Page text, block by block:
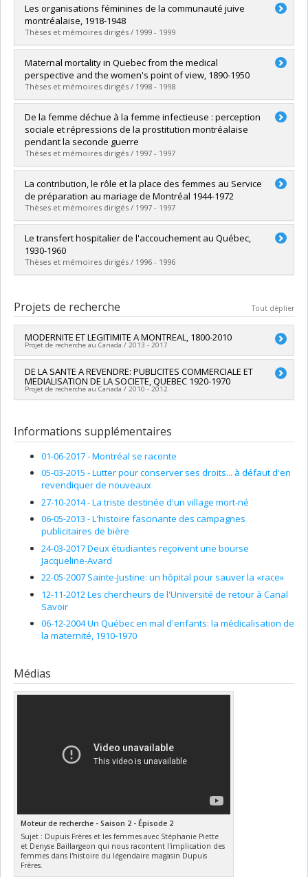
Diplômé(e) :Cournoyer, Catherine
Cycle :Maîtrise
Diplôme obtenu :M.A.
Lien vers le document dans Papyrus
Les organisations féminines de la communauté juive
montréalaise, 1918-1948
Thèses et mémoires dirigés / 1999 - 1999
Diplômé(e) :Filotas, Sarah
Cycle :Maîtrise
Diplôme obtenu :M.A.
Lien vers le document dans Papyrus
Maternal mortality in Quebec from the medical
perspective and the women's point of view, 1890-1950
Thèses et mémoires dirigés / 1998 - 1998
Diplômé(e) : Payeur, Christine
Cycle :Maîtrise
Diplôme obtenu :M.A.
Lien vers le document dans Papyrus
De la femme déchue à la femme infectieuse : perception
sociale et répressions de la prostitution montréalaise
pendant la seconde guerre
Thèses et mémoires dirigés / 1997 - 1997
Diplômé(e) :Commend, Susanne
Cycle :Maîtrise
Diplôme obtenu :M.A.
Lien vers le document dans Papyrus
La contribution, le rôle et la place des femmes au Service
de préparation au mariage de Montréal 1944-1972
Thèses et mémoires dirigés / 1997 - 1997
Diplômé(e) :Pelletier, Anne
Cycle :Maîtrise
Diplôme obtenu :M.A.
Lien vers le document dans Papyrus
Le transfert hospitalier de l'accouchement au Québec,
1930-1960
Thèses et mémoires dirigés / 1996 - 1996
Cycle : Maîtrise
Diplôme obtenu :M.A.
Lien vers le document dans Papyrus
Projets de recherche Tout déplier
MODERNITE ET LEGITIMITE A MONTREAL, 1800-2010
Projet de recherche au Canada / 2013 - 2017
Chercheur principal :Denyse Baillargeon
Co-chercheurs : Jarrett Rudy
Sources de financement :
Soutien aux équipes de recherche - Stade de développement
: Renouvellement
DE LA SANTE A REVENDRE: PUBLICITES COMMERCIALE ET
MEDIALISATION DE LA SOCIETE, QUEBEC 1920-1970
Projet de recherche au Canada / 2010 - 2012
Informations supplémentaires
01-06-2017 - Montréal se raconte
05-03-2015 - Lutter pour conserver ses droits... à défaut d'en
revendiquer de nouveaux
27-10-2014 - La triste destinée d'un village mort-né
06-05-2013 - L'histoire fascinante des campagnes
publicitaires de bière
24-03-2017 Deux étudiantes reçoivent une bourse
Jacqueline-Avard
22-05-2007 Sainte-Justine: un hôpital pour sauver la «race»
12-11-2012 Les chercheurs de l'Université de retour à Canal
Savoir
06-12-2004 Un Québec en mal d'enfants: la médicalisation de
la maternité, 1910-1970
Médias
Moteur de recherche - Saison 2 - Épisode 2
Sujet : Dupuis Frères et les femmes avec Stéphanie Piette
et Denyse Baillargeon qui nous racontent l'implication des
femmes dans l'histoire du légendaire magasin Dupuis
Frères.